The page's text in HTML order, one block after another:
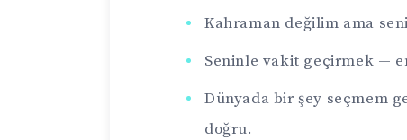
Kahraman değilim ama
Seninle vakit geçirmek —
Dünyada bir şey seçmem
doğru.